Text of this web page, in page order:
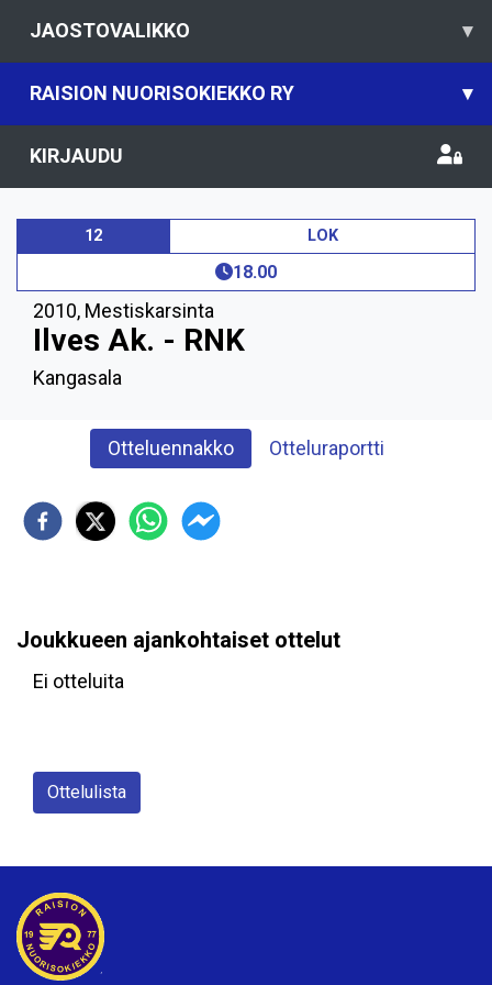
JAOSTOVALIKKO ▾
RAISION NUORISOKIEKKO RY ▾
KIRJAUDU
12 LOK
18.00
2010, Mestiskarsinta
Ilves Ak. - RNK
Kangasala
Otteluennakko Otteluraportti
Joukkueen ajankohtaiset ottelut
Ei otteluita
Ottelulista